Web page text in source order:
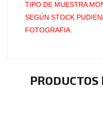
TIPO DE MUESTRA
SEGÚN STOCK
FOTOGRAFIA.